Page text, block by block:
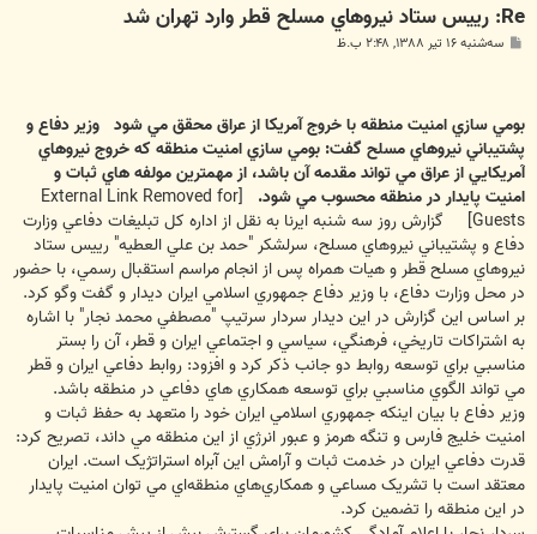
Re: رييس ستاد نيروهاي مسلح قطر وارد تهران شد
سه‌شنبه ۱۶ تیر ۱۳۸۸, ۲:۴۸ ب.ظ
بومي سازي امنيت منطقه با خروج آمريکا از عراق محقق مي شود وزير دفاع و
پشتيباني نيروهاي مسلح گفت: بومي سازي امنيت منطقه که خروج نيروهاي
آمريکايي از عراق مي تواند مقدمه آن باشد، از مهمترين مولفه هاي ثبات و
امنيت پايدار در منطقه محسوب مي شود.
[External Link Removed for
Guests]
گزارش روز سه شنبه ايرنا به نقل از اداره کل تبليغات دفاعي وزارت
دفاع و پشتيباني نيروهاي مسلح، سرلشکر "حمد بن علي العطيه" رييس ستاد
نيروهاي مسلح قطر و هيات همراه پس از انجام مراسم استقبال رسمي، با حضور
در محل وزارت دفاع، با وزير دفاع جمهوري اسلامي ايران ديدار و گفت وگو کرد.
بر اساس اين گزارش در اين ديدار سردار سرتيپ "مصطفي محمد نجار" با اشاره
به اشتراکات تاريخي، فرهنگي، سياسي و اجتماعي ايران و قطر، آن را بستر
مناسبي براي توسعه روابط دو جانب ذکر کرد و افزود: روابط دفاعي ايران و قطر
مي تواند الگوي مناسبي براي توسعه همکاري هاي دفاعي در منطقه باشد.
وزير دفاع با بيان اينکه جمهوري اسلامي ايران خود را متعهد به حفظ ثبات و
امنيت خليج فارس و تنگه هرمز و عبور انرژي از اين منطقه مي داند، تصريح کرد:
قدرت دفاعي ايران در خدمت ثبات و آرامش اين آبراه استراتژيک است. ايران
معتقد است با تشريک مساعي و همکاري‌هاي منطقه‌اي مي توان امنيت پايدار
در اين منطقه را تضمين کرد.